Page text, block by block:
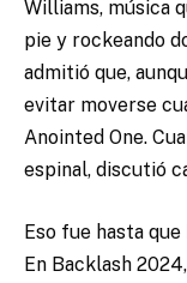
Williams, música
pie y rockeando
admitió que,
evitar moverse
Anointed One.
espinal, discutió
Eso fue hasta
En Backlash